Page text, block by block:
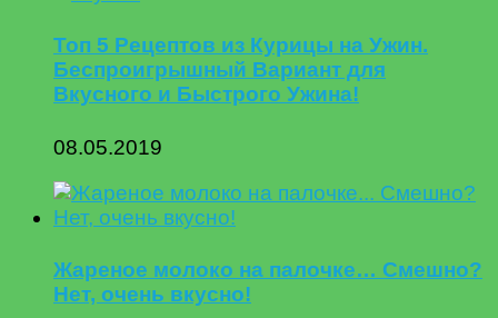
Топ 5 Рецептов из Курицы на Ужин.
Беспроигрышный Вариант для
Вкусного и Быстрого Ужина!
08.05.2019
Жареное молоко на палочке… Смешно?
Нет, очень вкусно!